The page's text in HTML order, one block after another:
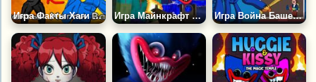
Игра Факты Хаги Ваги Игра Майнкрафт Шутер: Монстр Рояль Игра Война Башен Хаги Ваги на Хэллоуин